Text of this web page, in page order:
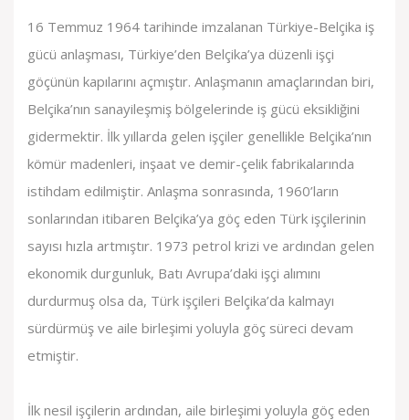
16 Temmuz 1964 tarihinde imzalanan Türkiye-Belçika iş
gücü anlaşması, Türkiye’den Belçika’ya düzenli işçi
göçünün kapılarını açmıştır. Anlaşmanın amaçlarından biri,
Belçika’nın sanayileşmiş bölgelerinde iş gücü eksikliğini
gidermektir. İlk yıllarda gelen işçiler genellikle Belçika’nın
kömür madenleri, inşaat ve demir-çelik fabrikalarında
istihdam edilmiştir. Anlaşma sonrasında, 1960’ların
sonlarından itibaren Belçika’ya göç eden Türk işçilerinin
sayısı hızla artmıştır. 1973 petrol krizi ve ardından gelen
ekonomik durgunluk, Batı Avrupa’daki işçi alımını
durdurmuş olsa da, Türk işçileri Belçika’da kalmayı
sürdürmüş ve aile birleşimi yoluyla göç süreci devam
etmiştir.
İlk nesil işçilerin ardından, aile birleşimi yoluyla göç eden